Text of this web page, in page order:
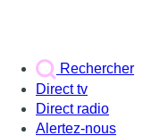
Rechercher
Direct tv
Direct radio
Alertez-nous